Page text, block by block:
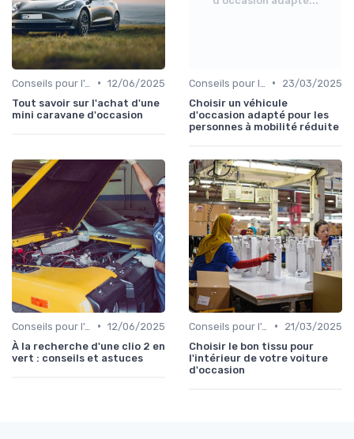
• 12/06/2025
Tout savoir sur l'achat d'une
mini caravane d'occasion
•
23/03/2025
Choisir un véhicule
d'occasion adapté pour les
personnes à mobilité réduite
• 12/06/2025
À la recherche d'une clio 2 en
vert : conseils et astuces
•
21/03/2025
Choisir le bon tissu pour
l'intérieur de votre voiture
d'occasion